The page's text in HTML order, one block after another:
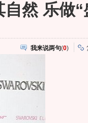
然 乐做
我来说两句(0)